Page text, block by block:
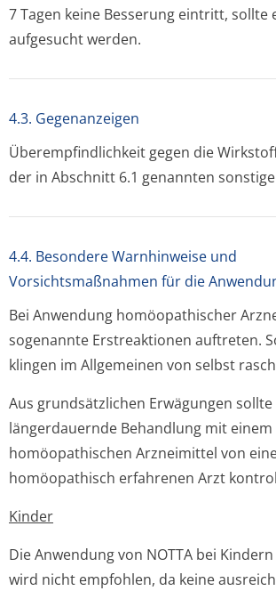
7 Tagen keine Besserung eintritt, sollte
aufgesucht werden.
4.3. Gegenanzeigen
Überempfindlichkeit gegen die
der in Abschnitt 6.1 genannten
4.4. Besondere Warnhinweise und
Vorsichtsmaßnahmen für die
Bei Anwendung homöopathischer
sogenannte Erstreaktionen auftreten.
klingen im Allgemeinen von selbst
Aus grundsätzlichen Erwägungen sollte
längerdauernde Behandlung mit einem
homöopathischen Arzneimittel von
homöopathisch erfahrenen Arzt
Kinder
Die Anwendung von NOTTA bei
wird nicht empfohlen, da keine